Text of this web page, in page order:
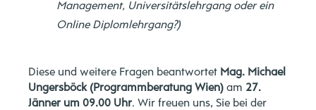
Management, Universitätslehrgang oder ein
Online Diplomlehrgang?)
Diese und weitere Fragen beantwortet Mag. Michael
Ungersböck (Programmberatung Wien) am 27.
Jänner um 09.00 Uhr. Wir freuen uns, Sie bei der